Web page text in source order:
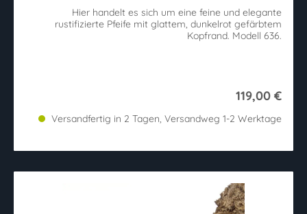
Hier handelt es sich um eine feine und elegante
rustifizierte Pfeife mit glattem, dunkelrot gefärbtem
Kopfrand. Modell 636.
119,00 €
Versandfertig in 2 Tagen, Versandweg 1-2 Werktage